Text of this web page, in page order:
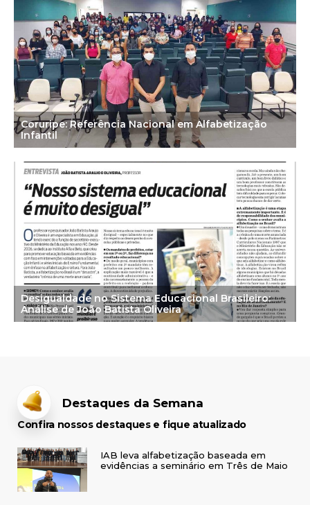
Coruripe: Referência Nacional em Alfabetização
Infantil
Desigualdade no Sistema Educacional Brasileiro:
Análise de João Batista Oliveira
Destaques da Semana
Confira nossos destaques e fique atualizado
IAB leva alfabetização baseada em
evidências a seminário em Três de Maio